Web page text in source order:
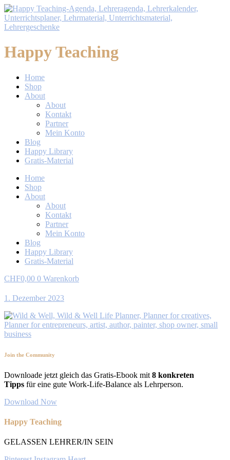
Happy Teaching
Home
Shop
About
About
Kontakt
Partner
Mein Konto
Blog
Happy Library
Gratis-Material
Home
Shop
About
About
Kontakt
Partner
Mein Konto
Blog
Happy Library
Gratis-Material
CHF0,00 0 Warenkorb
1. Dezember 2023
Join the Community
Downloade jetzt gleich das Gratis-Ebook mit 8 konkreten
Tipps für eine gute Work-Life-Balance als Lehrperson.
Download Now
Happy Teaching
GELASSEN LEHRER/IN SEIN